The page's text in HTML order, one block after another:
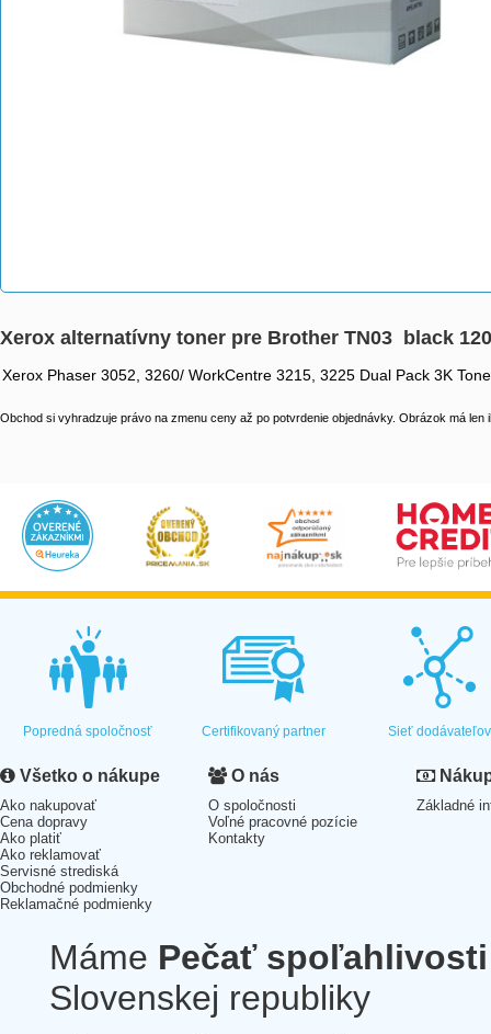
Xerox alternatívny toner pre Brother TN03 black
Xerox Phaser 3052, 3260/ WorkCentre 3215, 3225 Dual Pack 3K
Obchod si vyhradzuje právo na zmenu ceny až po potvrdenie objednávky. Obrázok má len
Popredná spoločnosť Certifikovaný partner Sieť dodávateľov
Všetko o nákupe
Ako nakupovať
Cena dopravy
Ako platiť
Ako reklamovať
Servisné strediská
Obchodné podmienky
Reklamačné podmienky
O nás
O spoločnosti
Voľné pracovné pozície
Kontakty
Základné
Máme Pečať spoľahlivosti
Slovenskej republiky